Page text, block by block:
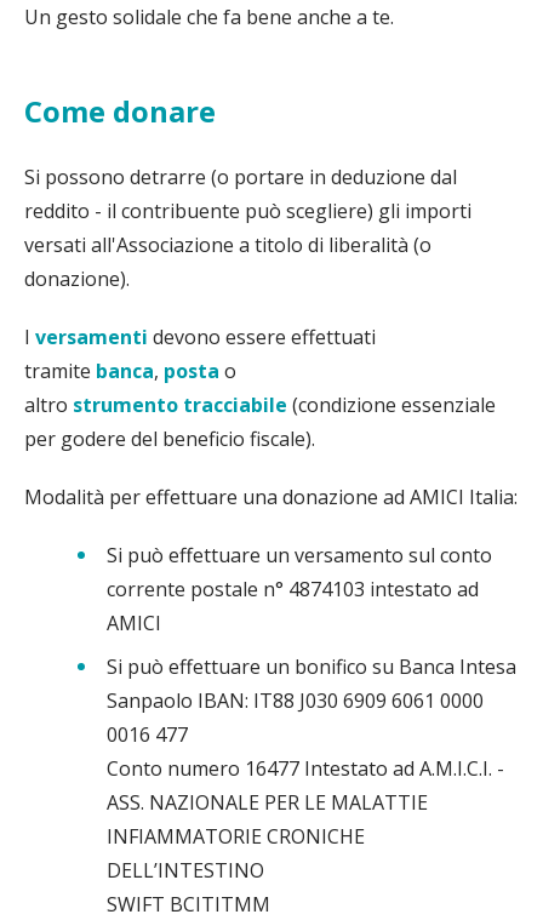
Un gesto solidale che fa bene anche a te.
Come donare
Si possono detrarre (o portare in deduzione dal
reddito - il contribuente può scegliere) gli importi
versati all'Associazione a titolo di liberalità (o
donazione).
I versamenti devono essere effettuati
tramite banca, posta o
altro strumento tracciabile (condizione essenziale
per godere del beneficio fiscale).
Modalità per effettuare una donazione ad AMICI Italia:
Si può effettuare un versamento sul conto
corrente postale n° 4874103 intestato ad
AMICI
Si può effettuare un bonifico su Banca Intesa
Sanpaolo IBAN: IT88 J030 6909 6061 0000
0016 477
Conto numero 16477 Intestato ad A.M.I.C.I. -
ASS. NAZIONALE PER LE MALATTIE
INFIAMMATORIE CRONICHE
DELL’INTESTINO
SWIFT BCITITMM